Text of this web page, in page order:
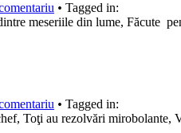
• Tagged in:
meseriile din lume, Făcute
• Tagged in:
Toţi au rezolvări